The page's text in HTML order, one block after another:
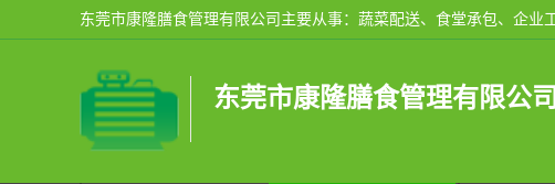
东莞市康隆膳食管理有限公司